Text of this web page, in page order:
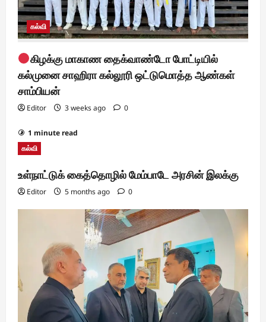
கல்வி
கிழக்கு மாகாண தைக்வாண்டோ போட்டியில்
கல்முனை சாஹிரா கல்லூரி ஒட்டுமொத்த ஆண்கள்
சாம்பியன்
Editor 3 weeks ago 0
1 minute read
கல்வி
உள்நாட்டுக் கைத்தொழில் மேம்பாடே அரசின் இலக்கு
Editor 5 months ago 0